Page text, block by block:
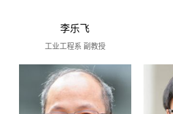
李乐飞
工业工程系 副教授